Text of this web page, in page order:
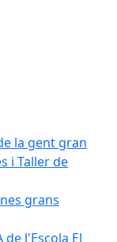
la gent gran
i Taller de
grans
de l'Escola El